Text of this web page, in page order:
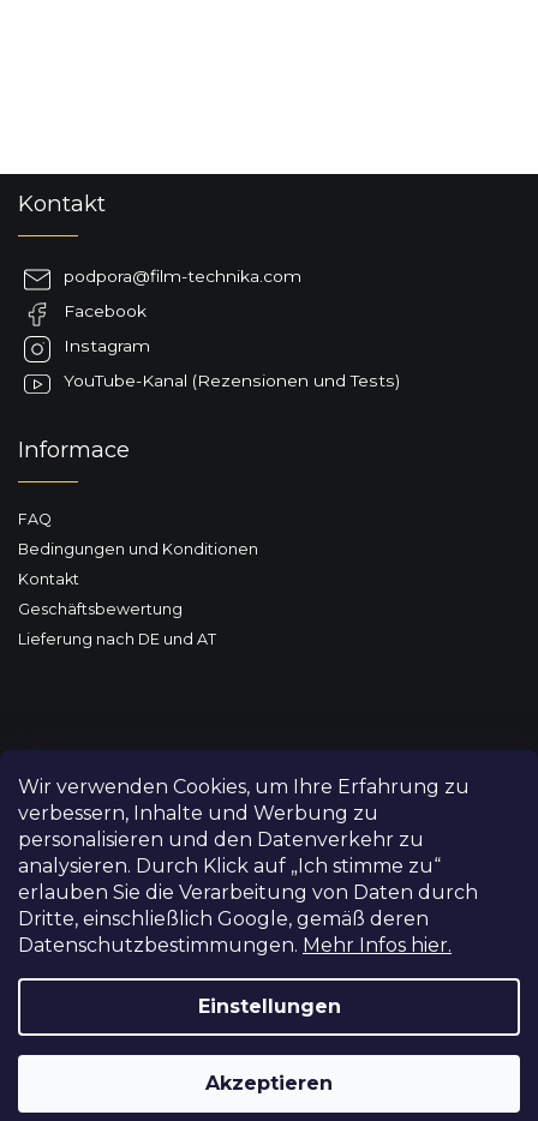
Wir verwenden Cookies, um Ihre Erfahrung zu
verbessern, Inhalte und Werbung zu
personalisieren und den Datenverkehr zu
analysieren. Durch Klick auf „Ich stimme zu“
erlauben Sie die Verarbeitung von Daten durch
Dritte, einschließlich Google, gemäß deren
Datenschutzbestimmungen. Mehr Infos hier.
Einstellungen
Akzeptieren
Kontakt
podpora@film-technika.com
Facebook
Instagram
YouTube-Kanal (Rezensionen und Tests)
Informace
FAQ
Bedingungen und Konditionen
Kontakt
Geschäftsbewertung
Lieferung nach DE und AT
Erstellt von Shoptet
Copyright 2026FILM-TECHNIKA. Alle Rechte vorbehalten.
Cookie-Einstellungen ändern